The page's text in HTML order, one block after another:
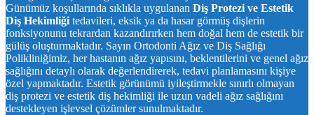
Günümüz koşullarında sıklıkla uygulanan Diş Protezi ve Estetik
Diş Hekimliği tedavileri, eksik ya da hasar görmüş dişlerin
fonksiyonunu tekrardan kazandırırken hem doğal hem de estetik bir
gülüş oluşturmaktadır. Sayın Ortodonti Ağız ve Diş Sağlığı
Polikliniğimiz, her hastanın ağız yapısını, beklentilerini ve genel ağız
sağlığını detaylı olarak değerlendirerek, tedavi planlamasını kişiye
özel yapmaktadır. Estetik görünümü iyileştirmekle sınırlı olmayan
diş protezi ve estetik diş hekimliği ile uzun vadeli ağız sağlığını
destekleyen işlevsel çözümler sunulmaktadır.